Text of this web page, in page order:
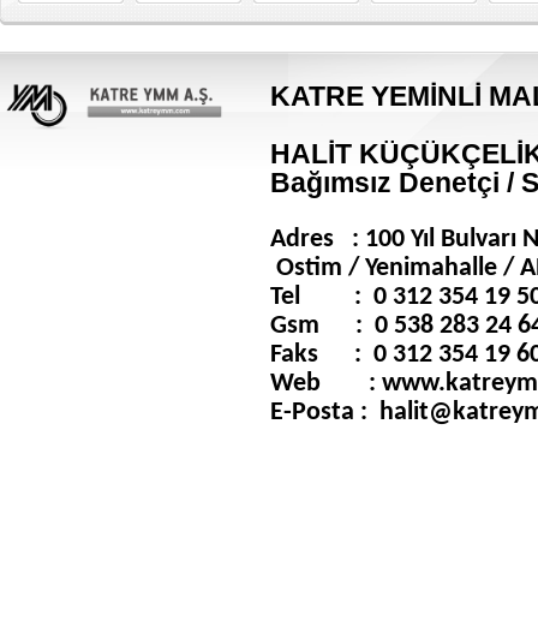
KATRE YEMİNLİ
HALİT
Bağımsız Denetçi
Adres : 100 Yıl
Ostim / Yenimahalle /
Tel : 0 312 354 19
Gsm : 0 538 283 24
Faks : 0 312 354 19
Web :
E-Posta :